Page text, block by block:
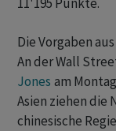
11'195 Punkte.
Die Vorgaben
An der Wall
Jones am
Asien ziehen die
chinesische